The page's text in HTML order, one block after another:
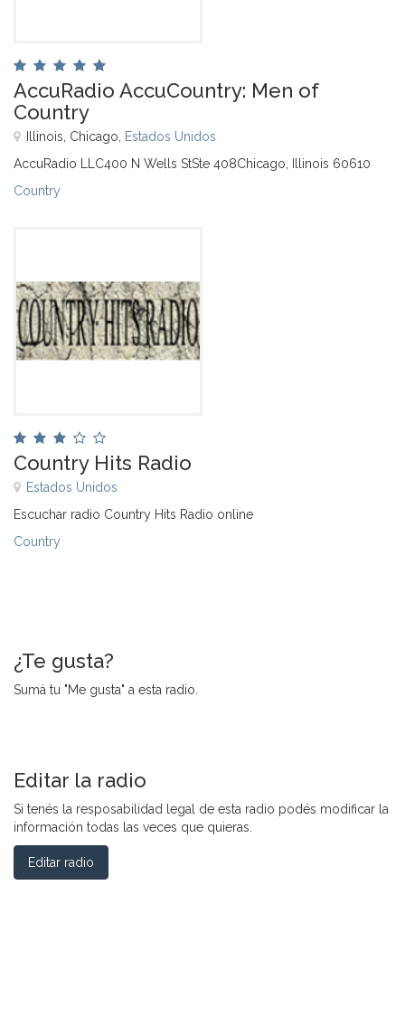
AccuRadio AccuCountry: Men of
Country
Illinois, Chicago, Estados Unidos
AccuRadio LLC400 N Wells StSte 408Chicago, Illinois 60610
Country
Country Hits Radio
Estados Unidos
Escuchar radio Country Hits Radio online
Country
¿Te gusta?
Sumá tu "Me gusta" a esta radio.
Editar la radio
Si tenés la resposabilidad legal de esta radio podés modificar la
información todas las veces que quieras.
Editar radio